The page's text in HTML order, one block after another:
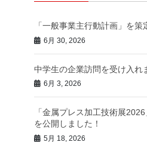
「一般事業主行動計画」を策
6月 30, 2026
中学生の企業訪問を受け入れ
6月 3, 2026
「金属プレス加工技術展
を公開しました！
5月 18, 2026